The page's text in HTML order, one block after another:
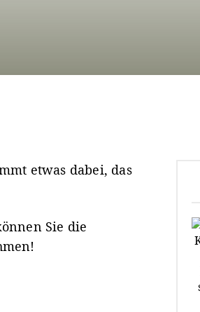
etwas dabei, das
Sie die